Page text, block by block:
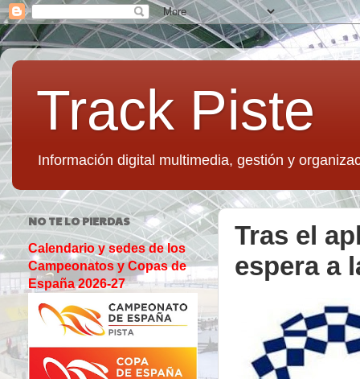
Track Piste
Información digital multimedia, gestión y
Tras el
espera a
NO TE LO PIERDAS
Calendario y sedes de los
Campeonatos y Copas de
España 2026-27